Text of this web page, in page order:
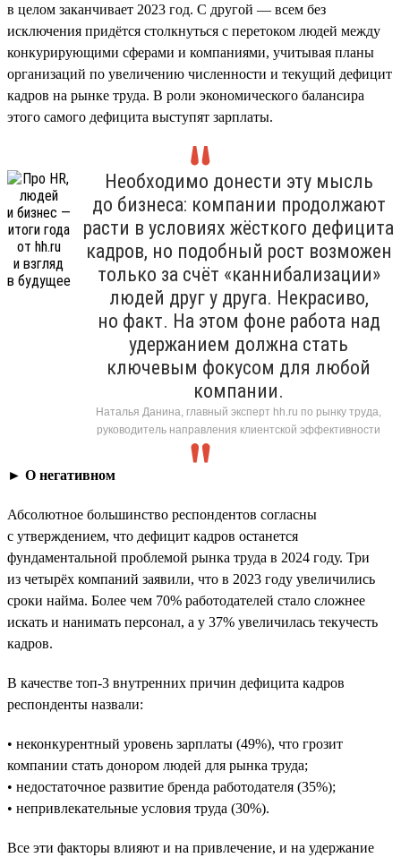
в целом заканчивает 2023 год. С другой — всем без
исключения придётся столкнуться с перетоком людей между
конкурирующими сферами и компаниями, учитывая планы
организаций по увеличению численности и текущий дефицит
кадров на рынке труда. В роли экономического балансира
этого самого дефицита выступят зарплаты.
Необходимо донести эту мысль
до бизнеса: компании продолжают
расти в условиях жёсткого дефицита
кадров, но подобный рост возможен
только за счёт «каннибализации»
людей друг у друга. Некрасиво,
но факт. На этом фоне работа над
удержанием должна стать
ключевым фокусом для любой
компании.
Наталья Данина, главный эксперт hh.ru по рынку труда,
руководитель направления клиентской эффективности
► О негативном
Абсолютное большинство респондентов согласны
с утверждением, что дефицит кадров останется
фундаментальной проблемой рынка труда в 2024 году. Три
из четырёх компаний заявили, что в 2023 году увеличились
сроки найма. Более чем 70% работодателей стало сложнее
искать и нанимать персонал, а у 37% увеличилась текучесть
кадров.
В качестве топ-3 внутренних причин дефицита кадров
респонденты назвали:
• неконкурентный уровень зарплаты (49%), что грозит
компании стать донором людей для рынка труда;
• недостаточное развитие бренда работодателя (35%);
• непривлекательные условия труда (30%).
Все эти факторы влияют и на привлечение, и на удержание